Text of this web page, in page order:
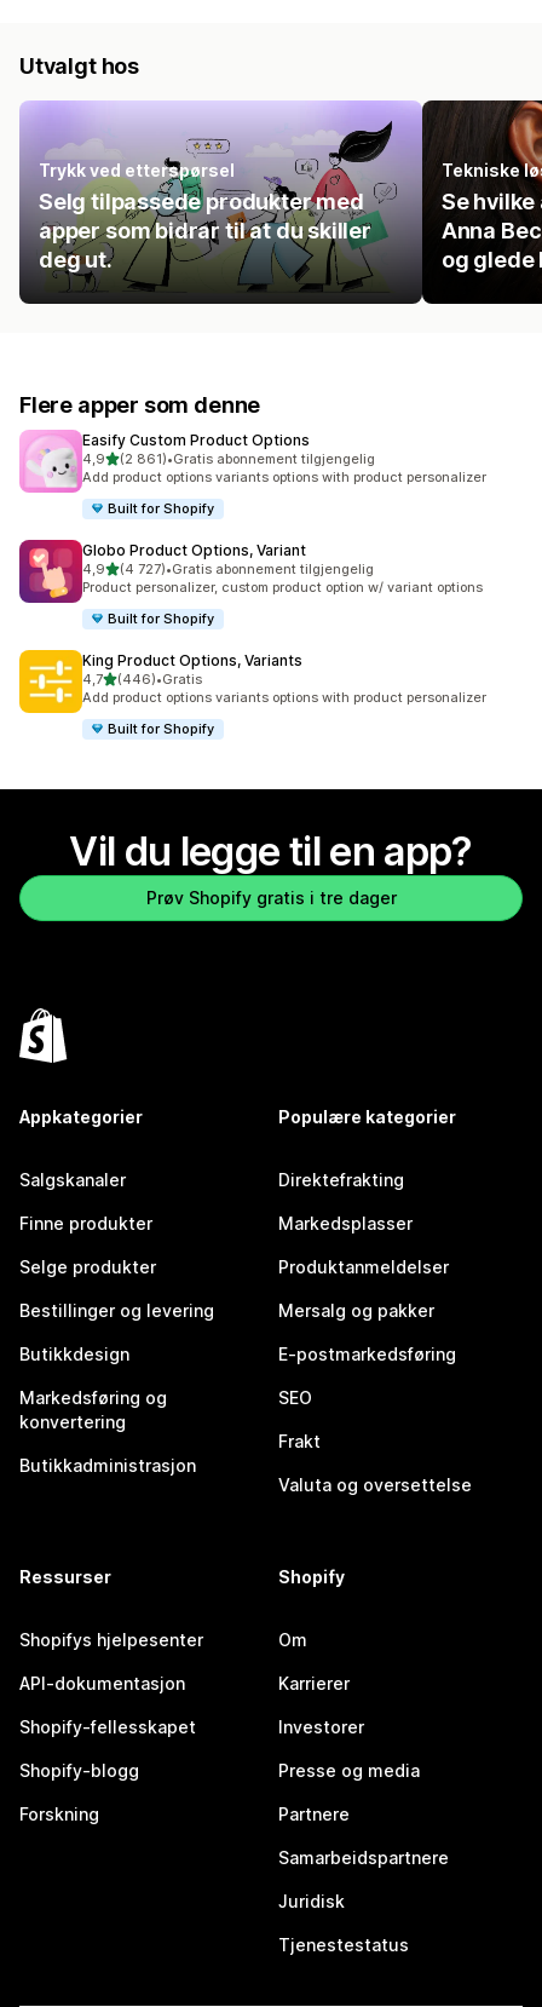
Utvalgt hos
Trykk ved etterspørsel
Selg tilpassede produkter med
apper som bidrar til at du skiller
deg ut.
Tekniske
Se
Anna
og glede
Flere apper som denne
Easify Custom Product Options
4,9av 5 stjerner
(2 861)
Totalt 2861 omtaler
•Gratis abonnement tilgjengelig
Add product options variants options with product personalizer
Built for Shopify
Globo Product Options, Variant
4,9av 5 stjerner
(4 727)
Totalt 4727 omtaler
•Gratis abonnement tilgjengelig
Product personalizer, custom product option w/ variant options
Built for Shopify
King Product Options, Variants
4,7av 5 stjerner
(446)
Totalt 446 omtaler
•Gratis
Add product options variants options with product personalizer
Built for Shopify
Vil du legge til en app?
Prøv Shopify gratis i tre dager
Appkategorier
Salgskanaler
Finne produkter
Selge produkter
Bestillinger og levering
Butikkdesign
Markedsføring og
konvertering
Butikkadministrasjon
Populære kategorier
Direktefrakting
Markedsplasser
Produktanmeldelser
Mersalg og pakker
E-postmarkedsføring
SEO
Frakt
Valuta og oversettelse
Ressurser
Shopifys hjelpesenter
API-dokumentasjon
Shopify-fellesskapet
Shopify-blogg
Forskning
Shopify
Om
Karrierer
Investorer
Presse og media
Partnere
Samarbeidspartnere
Juridisk
Tjenestestatus